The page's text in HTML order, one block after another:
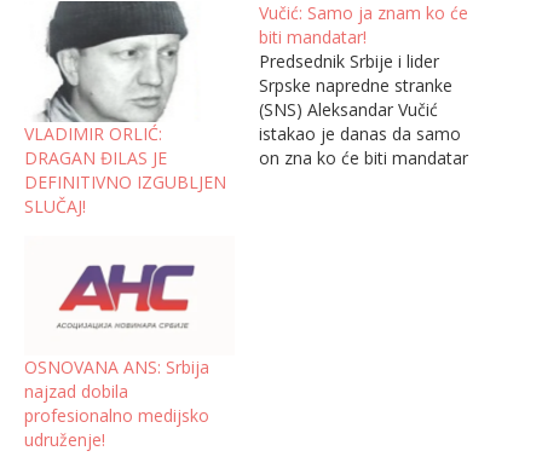
VLADIMIR ORLIĆ:
DRAGAN ĐILAS JE
DEFINITIVNO IZGUBLJEN
SLUČAJ!
Vučić: Samo ja znam ko će
biti mandatar!
Predsednik Srbije i lider
Srpske napredne stranke
(SNS) Aleksandar Vučić
istakao je danas da samo
on zna ko će biti mandatar
OSNOVANA ANS: Srbija
najzad dobila
profesionalno medijsko
udruženje!